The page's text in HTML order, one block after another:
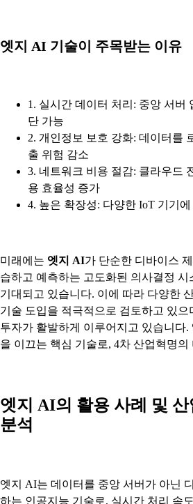
엣지 AI 기술이 주목받는 이유
1. 실시간 데이터 처리: 중앙 서버
단 가능
2. 개인정보 보호 강화: 데이터를
출 위험 감소
3. 네트워크 비용 절감: 클라우드
용 효율성 증가
4. 높은 확장성: 다양한 IoT 기기
미래에는 엣지 AI가 단순한 디바이스
습하고 예측하는 고도화된 의사결정
기대되고 있습니다. 이에 따라 다양한
기술 도입을 적극적으로 검토하고 있으
투자가 활발하게 이루어지고 있습니다.
을 이끄는 핵심 기술로, 4차 산업혁명
엣지 AI의 활용 사례 및
분석
엣지 AI는 데이터를 중앙 서버가 아닌
하는 인공지능 기술로, 실시간 처리 속